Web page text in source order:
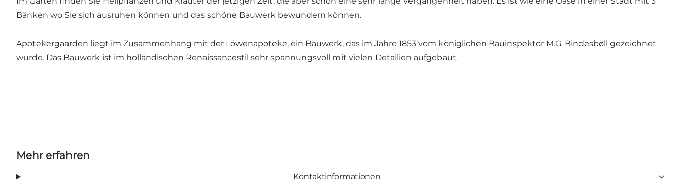
Bänken wo Sie sich ausruhen können und das schöne Bauwerk bewundern können.
Apotekergaarden liegt im Zusammenhang mit der Löwenapoteke, ein Bauwerk, das im Jahre 1853 vom königlichen Bauinspektor M.G. Bindesbøll gezeichnet
wurde. Das Bauwerk ist im holländischen Renaissancestil sehr spannungsvoll mit vielen Detailien aufgebaut.
Mehr erfahren
Kontaktinformationen